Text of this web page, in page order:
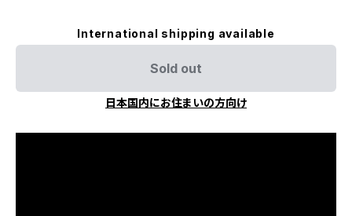
International shipping available
Sold out
日本国内にお住まいの方向け